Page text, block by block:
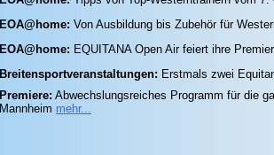
EOA@home: Von Ausbildung bis Zubehör für
EOA@home: EQUITANA Open Air feiert ihre
Breitensportveranstaltungen: Erstmals zwei
Premiere: Abwechslungsreiches Programm für die
Mannheim mehr...